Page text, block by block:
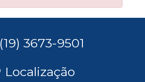
(19) 3673-9501
Localização